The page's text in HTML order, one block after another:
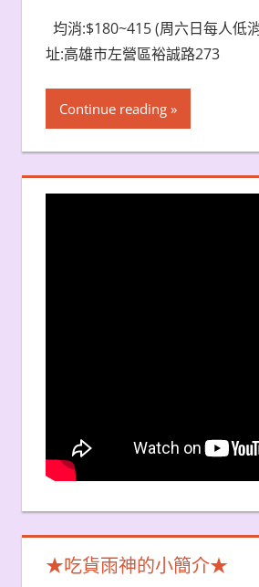
均消:$180~415 (周六日每人低
址:高雄市左營區裕誠路273
Continue reading
★吃貨雨神的小簡介★